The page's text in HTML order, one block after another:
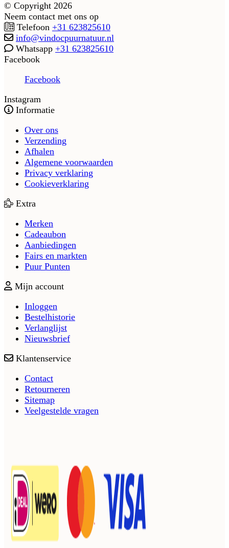
© Copyright 2026
Neem contact met ons op
Telefoon +31 623825610
info@vindocpuurnatuur.nl
Whatsapp +31 623825610
Facebook
Facebook
Instagram
Informatie
Over ons
Verzending
Afhalen
Algemene voorwaarden
Privacy verklaring
Cookieverklaring
Extra
Merken
Cadeaubon
Aanbiedingen
Fairs en markten
Puur Punten
Mijn account
Inloggen
Bestelhistorie
Verlanglijst
Nieuwsbrief
Klantenservice
Contact
Retourneren
Sitemap
Veelgestelde vragen